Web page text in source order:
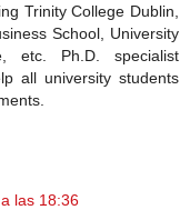
Trinity College Dublin,
School, University
etc. Ph.D. specialist
all university students
las 18:36